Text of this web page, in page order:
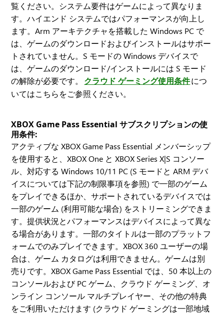
覧ください。システム要件はゲームによって異なりま
す。ハイエンド システムではパフォーマンスが向上し
ます。Arm アーキテクチャを搭載した Windows PC で
は、ゲームのダウンロードおよびインストールはサポー
トされていません。S モードの Windows デバイスで
は、ゲームのダウンロード/インストールには S モード
の解除が必要です。
クラウド ゲーミング使用条件につ
いてはこちらをご参照ください。
XBOX Game Pass Essential サブスクリプションの使
用条件:
アクティブな XBOX Game Pass Essential メンバーシップ
を使用すると、XBOX One と XBOX Series X|S コンソー
ル、対応する Windows 10/11 PC (S モードと ARM デバ
イスについては下記の制限事項を参照) で一部のゲーム
をプレイできるほか、サポートされているデバイスでは
一部のゲーム (利用可能な場合) をストリーミングできま
す。提供状況とパフォーマンスはデバイスによって異な
る場合があります。一部のタイトルは一部のプラットフ
ォームでのみプレイできます。XBOX 360 ユーザーの場
合は、ゲーム カタログは利用できません。ゲームは別
売りです。XBOX Game Pass Essential では、50 本以上の
コンソールおよび PC ゲーム、クラウド ゲーミング、オ
ンライン コンソール マルチプレイヤー、その他の特典
をご利用いただけます (クラウド ゲーミングは一部地域